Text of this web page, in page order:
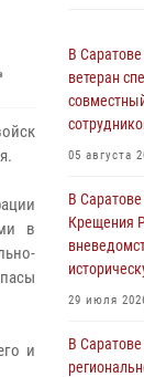
в
и
В
ветеран
05 августа
В
Крещения
29 июля
В